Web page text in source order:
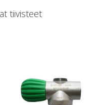
tarvikkeet
härpäkkeet
tiivisteet